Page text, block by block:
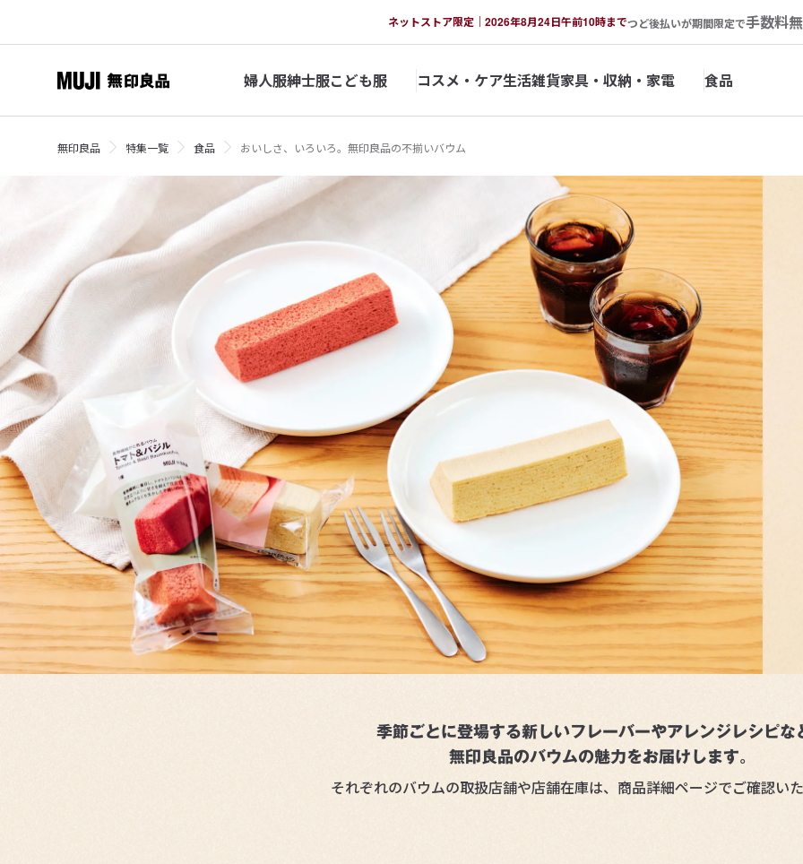
ネットストア限定｜2026年8月24日午前10時までつど後払いが期間限定で手数料
婦人服紳士服こども服 コスメ・ケア生活雑貨家具・収納・家電 食品
無印良品 特集一覧 食品 おいしさ、いろいろ。無印良品の不揃いバウム
季節ごとに登場する新しいフレーバーやアレンジレシピな
無印良品のバウムの魅力をお届けします。
それぞれのバウムの取扱店舗や店舗在庫は、商品詳細ページでご確認い